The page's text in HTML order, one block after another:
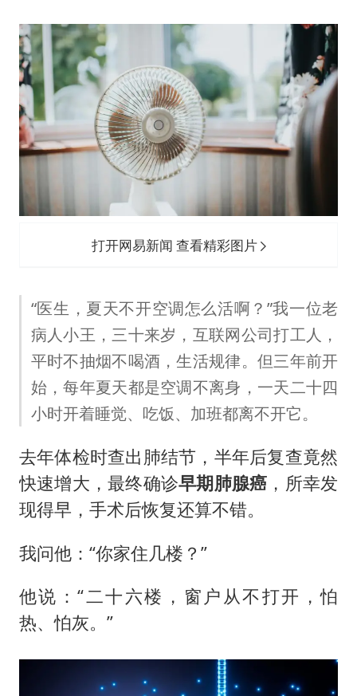
打开网易新闻 查看精彩图片
“医生，夏天不开空调怎么活啊？”我一位老
病人小王，三十来岁，互联网公司打工人，
平时不抽烟不喝酒，生活规律。但三年前开
始，每年夏天都是空调不离身，一天二十四
小时开着睡觉、吃饭、加班都离不开它。
去年体检时查出肺结节，半年后复查竟然
快速增大，最终确诊早期肺腺癌 ，所幸发
现得早，手术后恢复还算不错。
我问他：“你家住几楼？”
他说：“二十六楼，窗户从不打开，怕
热、怕灰。”